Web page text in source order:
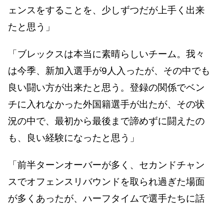
ェンスをすることを、少しずつだが上手く出来
たと思う」
「ブレックスは本当に素晴らしいチーム。我々
は今季、新加入選手が9人入ったが、その中でも
良い闘い方が出来たと思う。登録の関係でベン
チに入れなかった外国籍選手が出たが、その状
況の中で、最初から最後まで諦めずに闘えたの
も、良い経験になったと思う」
「前半ターンオーバーが多く、セカンドチャン
スでオフェンスリバウンドを取られ過ぎた場面
が多くあったが、ハーフタイムで選手たちに話